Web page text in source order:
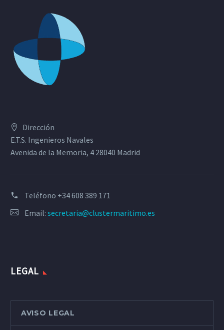
Dirección
E.T.S. Ingenieros Navales
Avenida de la Memoria, 4 28040 Madrid
Teléfono +34 608 389 171
Email: secretaria@clustermaritimo.es
LEGAL
AVISO LEGAL